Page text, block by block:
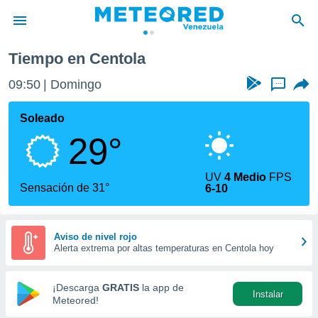
de
ha
calidad.
a este
las
y
forma
digital
basada
Tiempo en Centola
09:50 Domingo ...
Soleado
29°
Sensación de 31°
UV4 Medio FPS
6-10
Aviso de nivel rojo
Alerta extrema por altas temperaturas en Centola hoy
¡Descarga GRATIS la app de
Meteored!
Instalar